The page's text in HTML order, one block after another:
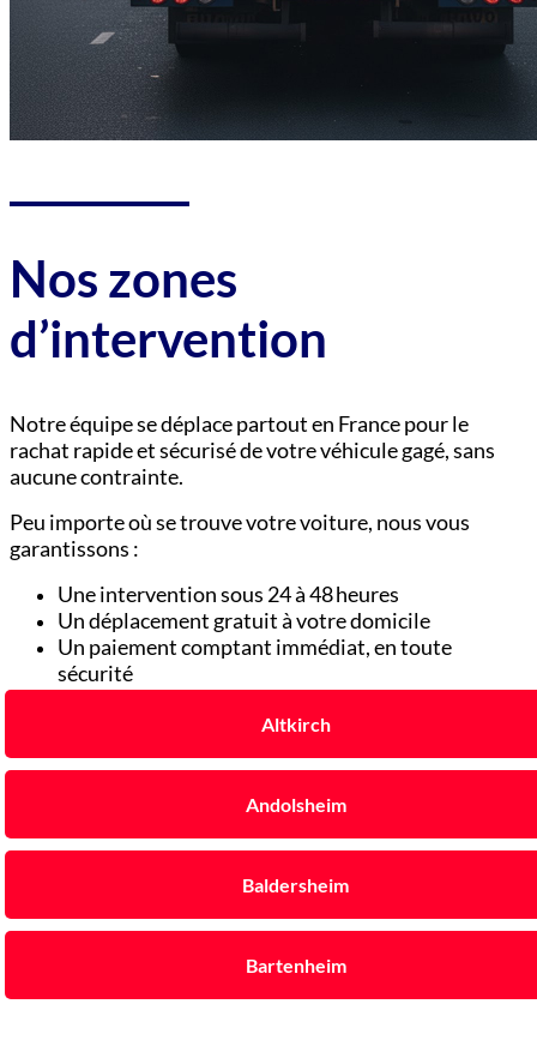
Nos zones
d’intervention
Notre équipe se déplace partout en France pour le
rachat rapide et sécurisé de votre véhicule gagé, sans
aucune contrainte.
Peu importe où se trouve votre voiture, nous vous
garantissons :
Une intervention sous 24 à 48 heures
Un déplacement gratuit à votre domicile
Un paiement comptant immédiat, en toute
sécurité
Altkirch
Andolsheim
Baldersheim
Bartenheim